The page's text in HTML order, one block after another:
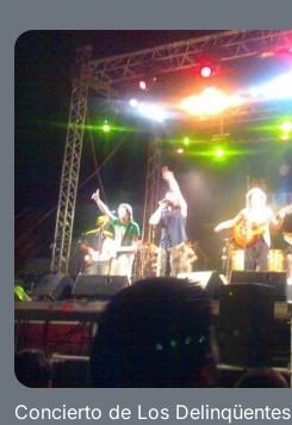
Concierto de Los Delinqüentes